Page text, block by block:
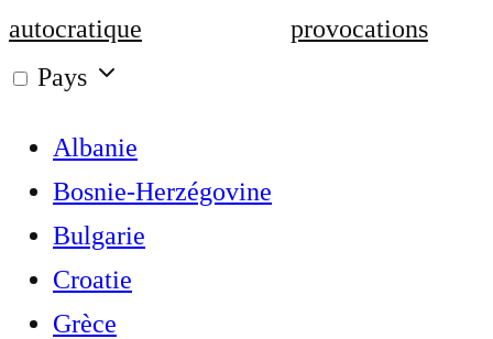
autocratique
provocations
Pays
Albanie
Bosnie-Herzégovine
Bulgarie
Croatie
Grèce